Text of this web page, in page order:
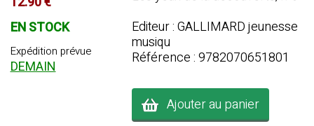
EN STOCK
Expédition prévue
DEMAIN
Editeur : GALLIMARD jeunesse
musiqu
Référence : 9782070651801
Ajouter au panier